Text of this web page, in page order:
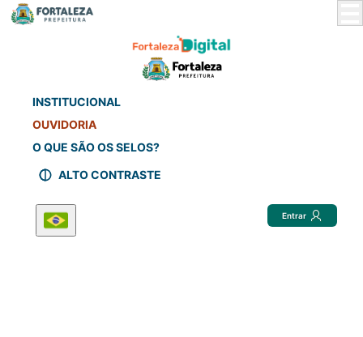
INSTITUCIONAL
OUVIDORIA
O QUE SÃO OS SELOS?
ALTO CONTRASTE
Entrar